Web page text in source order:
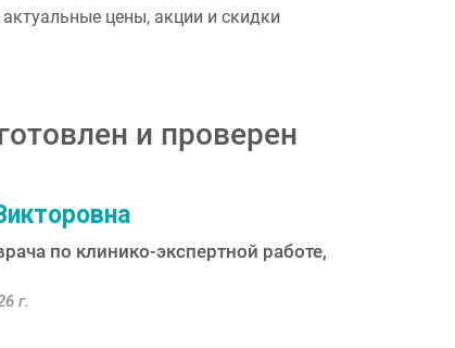
цены, акции и скидки
и проверен
по клинико-экспертной работе,
г.